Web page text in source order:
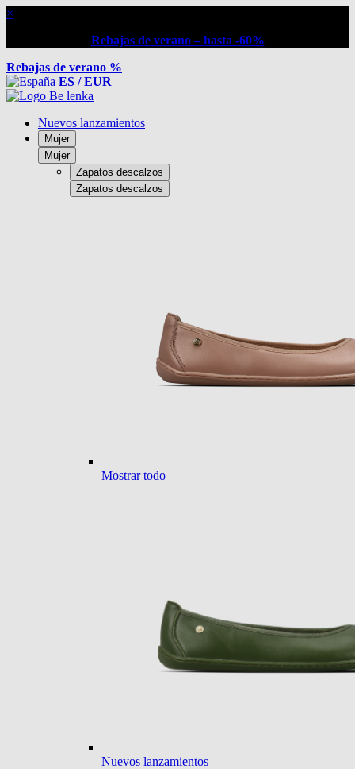
×
Rebajas de verano – hasta -60%
Rebajas de verano %
ES / EUR
Nuevos lanzamientos
Mujer
Mujer
Zapatos descalzos
Zapatos descalzos
Mostrar todo
Nuevos lanzamientos